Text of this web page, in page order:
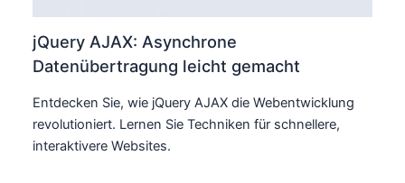
jQuery AJAX: Asynchrone
Datenübertragung leicht gemacht
Entdecken Sie, wie jQuery AJAX die Webentwicklung
revolutioniert. Lernen Sie Techniken für schnellere,
interaktivere Websites.